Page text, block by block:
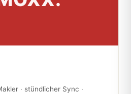
· stündlicher Sync ·